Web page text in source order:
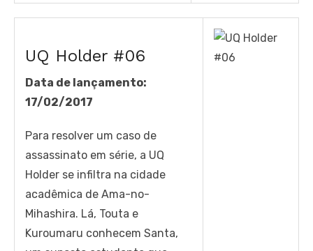
UQ Holder #06
Data de lançamento:
17/02/2017
Para resolver um caso de
assassinato em série, a UQ
Holder se infiltra na cidade
acadêmica de Ama-no-
Mihashira. Lá, Touta e
Kuroumaru conhecem Santa,